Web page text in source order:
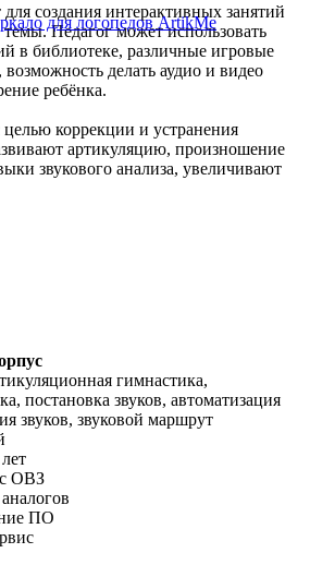
создания интерактивных занятий
Педагог может использовать
в библиотеке, различные игровые
делать аудио и видео
ребёнка.
целью коррекции и устранения
артикуляцию, произношение
звукового анализа, увеличивают
гимнастика,
постановка звуков, автоматизация
звуков, звуковой маршрут
с ОВЗ
ПО